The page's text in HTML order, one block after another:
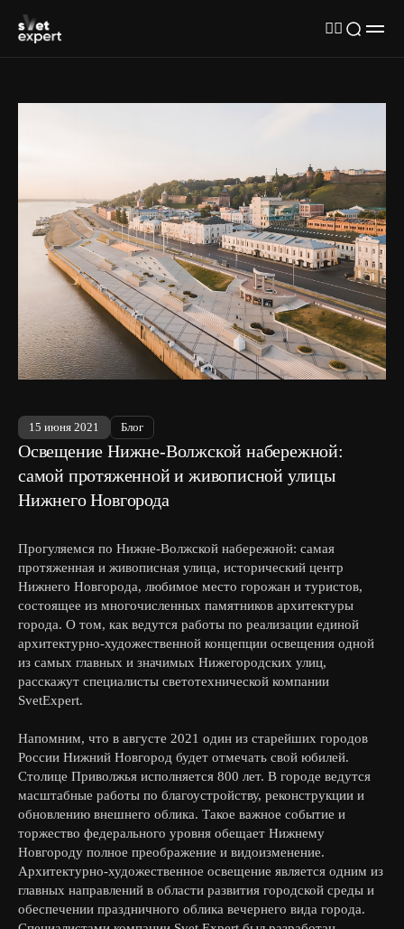
15 июня 2021 Блог
Освещение Нижне-Волжской набережной:
самой протяженной и живописной улицы
Нижнего Новгорода
Прогуляемся по Нижне-Волжской набережной: самая
протяженная и живописная улица, исторический центр
Нижнего Новгорода, любимое место горожан и туристов,
состоящее из многочисленных памятников архитектуры
города. О том, как ведутся работы по реализации единой
архитектурно-художественной концепции освещения одной
из самых главных и значимых Нижегородских улиц,
расскажут специалисты светотехнической компании
SvetExpert.
Напомним, что в августе 2021 один из старейших городов
России Нижний Новгород будет отмечать свой юбилей.
Столице Приволжья исполняется 800 лет. В городе ведутся
масштабные работы по благоустройству, реконструкции и
обновлению внешнего облика. Такое важное событие и
торжество федерального уровня обещает Нижнему
Новгороду полное преображение и видоизменение.
Архитектурно-художественное освещение является одним из
главных направлений в области развития городской среды и
обеспечении праздничного облика вечернего вида города.